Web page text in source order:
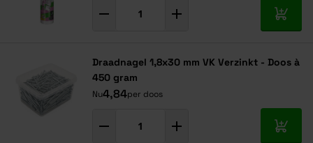
In
Draadnagel 1,8x30 mm VK Verzinkt - Doos à
450 gram
Nu4,84per doos
In